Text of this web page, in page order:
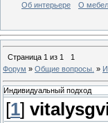
Об интерьере О
Страница 1 из 1
1
Форум » Общие вопросы. »
Индивидуальный подход
[1]